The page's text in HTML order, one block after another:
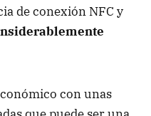
de conexión NFC y
con unas